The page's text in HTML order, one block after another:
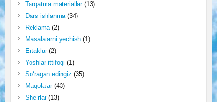
Tarqatma materiallar(13)
Dars ishlanma(34)
Reklama(2)
Masalalarni yechish(1)
Ertaklar(2)
Yoshlar ittifoqi (1)
So‘ragan edingiz (35)
Maqolalar(43)
She’rlar(13)